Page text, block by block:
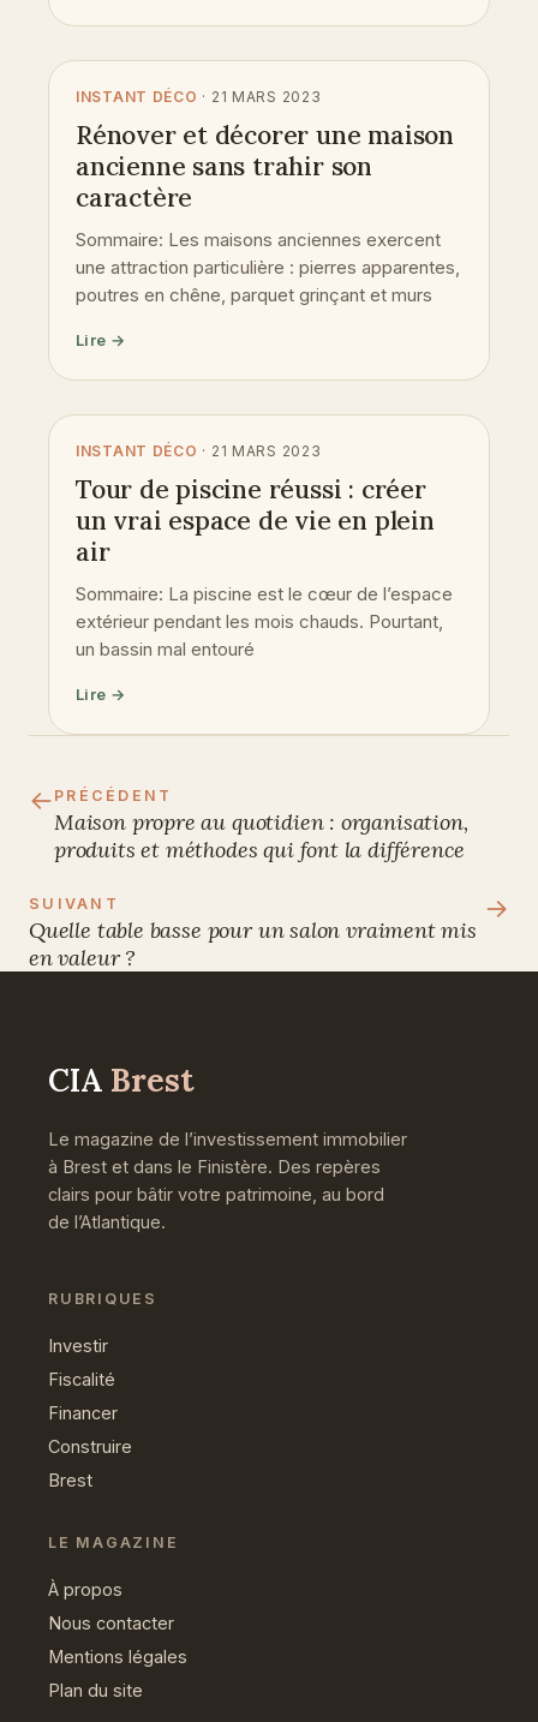
INSTANT DÉCO · 21 MARS 2023
Rénover et décorer une maison
ancienne sans trahir son
caractère
Sommaire: Les maisons anciennes exercent
une attraction particulière : pierres apparentes,
poutres en chêne, parquet grinçant et murs
Lire →
INSTANT DÉCO · 21 MARS 2023
Tour de piscine réussi : créer
un vrai espace de vie en plein
air
Sommaire: La piscine est le cœur de l’espace
extérieur pendant les mois chauds. Pourtant,
un bassin mal entouré
Lire →
← PRÉCÉDENT
Maison propre au quotidien : organisation,
produits et méthodes qui font la différence
SUIVANT
Quelle table basse pour un salon vraiment mis
en valeur ?
→
CIA Brest
Le magazine de l’investissement immobilier
à Brest et dans le Finistère. Des repères
clairs pour bâtir votre patrimoine, au bord
de l’Atlantique.
RUBRIQUES
Investir
Fiscalité
Financer
Construire
Brest
LE MAGAZINE
À propos
Nous contacter
Mentions légales
Plan du site